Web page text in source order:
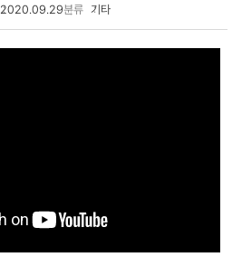
2020.09.29분류 기타